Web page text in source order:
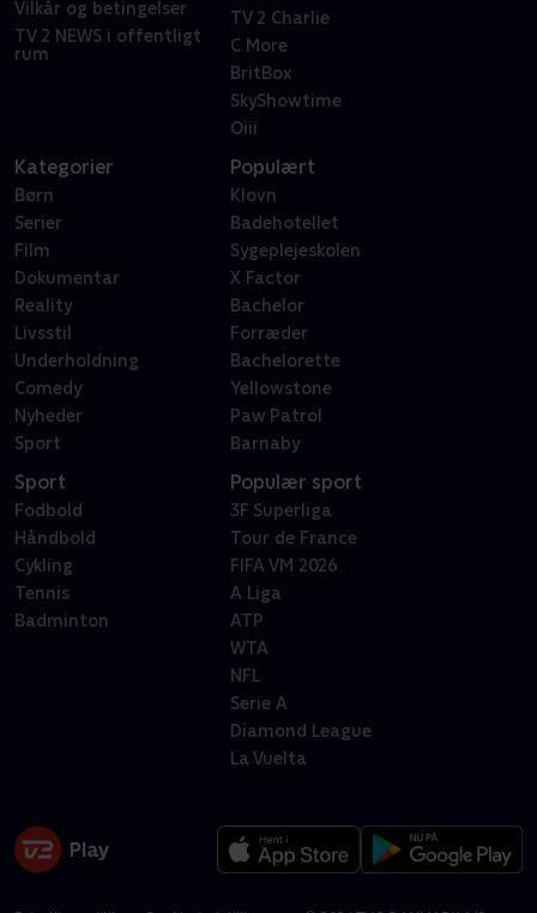
Vilkår og betingelser
TV 2 NEWS i offentligt
rum
TV 2 Charlie
C More
BritBox
SkyShowtime
Oiii
Kategorier
Børn
Serier
Film
Dokumentar
Reality
Livsstil
Underholdning
Comedy
Nyheder
Sport
Populært
Klovn
Badehotellet
Sygeplejeskolen
X Factor
Bachelor
Forræder
Bachelorette
Yellowstone
Paw Patrol
Barnaby
Sport
Fodbold
Håndbold
Cykling
Tennis
Badminton
Populær sport
3F Superliga
Tour de France
FIFA VM 2026
A Liga
ATP
WTA
NFL
Serie A
Diamond League
La Vuelta